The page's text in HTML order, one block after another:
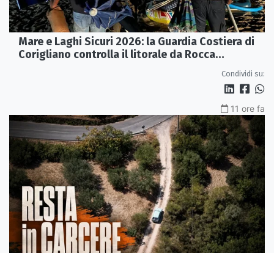
Mare e Laghi Sicuri 2026: la Guardia Costiera di
Corigliano controlla il litorale da Rocca
Condividi su:
11 ore fa